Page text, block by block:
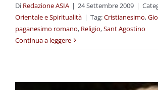
Di Redazione ASIA | 24 Settembre 2009 |
Orientale e Spiritualità | Tag:Cristianesimo,
paganesimo romano, Religio,Sant Agostino
Continua a leggere